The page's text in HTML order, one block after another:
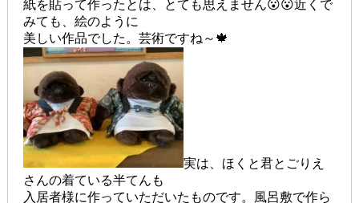
紙を貼って作ったとは、とても思えません😮😮近くで
みても、絵のように
美しい作品でした。芸術ですね～🍁
実は、ほくと君とごりえ
さんの着ている半てんも
入居者様に作っていただいたものです。風呂敷で作ら